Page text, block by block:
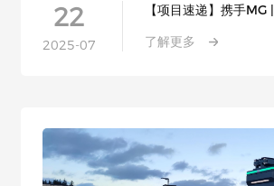
【项目速递】携手MG
了解更多
22
2025-07